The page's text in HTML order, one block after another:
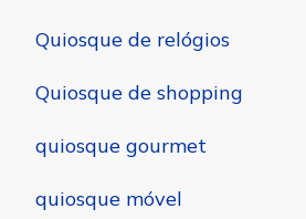
Quiosque de relógios
Quiosque de shopping
quiosque gourmet
quiosque móvel